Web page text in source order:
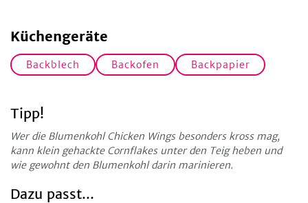
Küchengeräte
Backblech Backofen Backpapier
Tipp!
Wer die Blumenkohl Chicken Wings besonders kross mag,
kann klein gehackte Cornflakes unter den Teig heben und
wie gewohnt den Blumenkohl darin marinieren.
Dazu passt...